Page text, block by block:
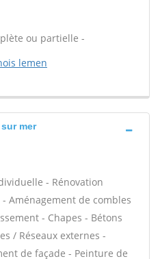
ou partielle -
lemen
mer
- Rénovation
Aménagement de combles
- Chapes - Bétons
/ Réseaux externes -
de façade - Peinture de